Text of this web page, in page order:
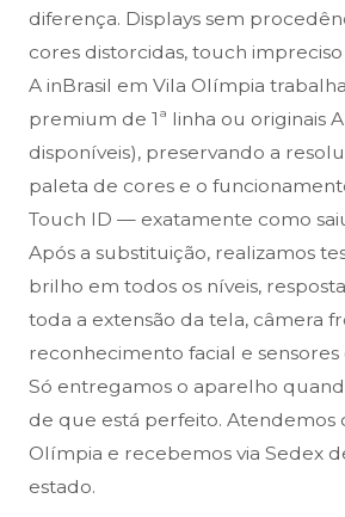
diferença. Displays sem
cores distorcidas, touch
A inBrasil em Vila Olímpia
premium de 1ª linha ou originais
disponíveis), preservando a
paleta de cores e o
Touch ID — exatamente como
Após a substituição, realizamos
brilho em todos os níveis,
toda a extensão da tela, câmera
reconhecimento facial e
Só entregamos o aparelho
de que está perfeito. Atendemos
Olímpia e recebemos via Sedex
estado.